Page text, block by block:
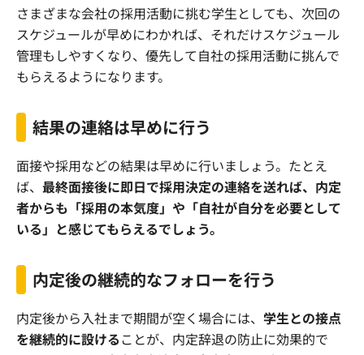
さまざまな会社の採用活動に挑む学生としても、次回の
スケジュールが早めにわかれば、それだけスケジュール
管理もしやすくなり、優先して自社の採用活動に挑んで
もらえるようになります。
結果の連絡は早めに行う
面接や採用などの結果は早めに行いましょう。たとえ
ば、 最終面接後に即日で採用決定の連絡を送れば、内定
者からも「採用の本気度」や「自社が自分を必要として
いる」と感じてもらえるでしょう。
内定後の継続的なフォローを行う
内定後から入社まで期間が空く場合には、 学生との接点
を継続的に設けることが、内定辞退の防止に効果的で